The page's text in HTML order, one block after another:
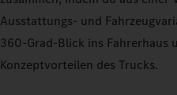
Ausstattungs- und
360-Grad-Blick ins Fahrerhaus
Konzeptvorteilen des Trucks.